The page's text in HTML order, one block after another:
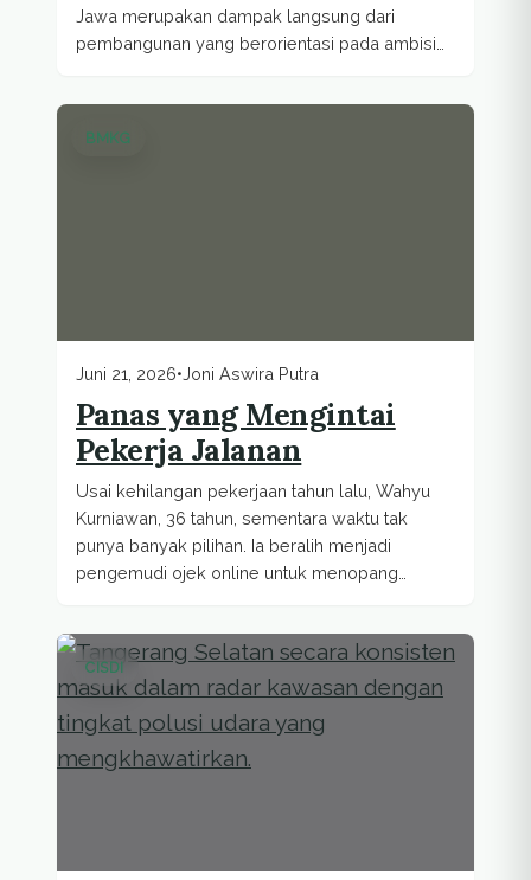
Jawa merupakan dampak langsung dari
pembangunan yang berorientasi pada ambisi
BMKG
Juni 21, 2026•Joni Aswira Putra
Panas yang Mengintai
Pekerja Jalanan
Usai kehilangan pekerjaan tahun lalu, Wahyu
Kurniawan, 36 tahun, sementara waktu tak
punya banyak pilihan. Ia beralih menjadi
pengemudi ojek online untuk menopang
CISDI